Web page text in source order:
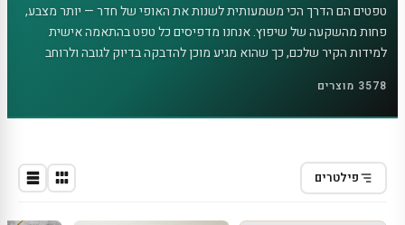
טפטים הם הדרך הכי משמעותית לשנות את האופי של חדר — יותר מצבע,
פחות מהשקעה של שיפוץ. אנחנו מדפיסים כל טפט בהתאמה אישית
למידות הקיר שלכם, כך שהוא מגיע מוכן להדבקה בדיוק לגובה ולרוחב
דוגמאות בכל סגנון: טפטים גיאומטריים ומופשטים, דמוי בטון ושיש, טבע
ונוף, פרחוניים, תלת ממדיים, וטפטים ייעודיים לחדרי ילדים, סלון, חדרי
אם לא מצאתם דוגמה מתאימה, אפשר גם לעצב טפט אישי — כולל עם בינה
מלאכותית — או להעלות תמונה משלכם ולהפוך אותה לטפט קיר.
3578 מוצרים
פילטרים